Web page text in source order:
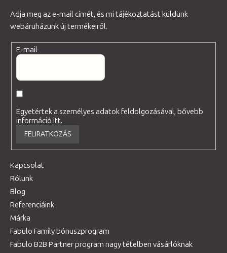
Adja meg az e-mail címét, és mi tájékoztatást küldünk
webáruházunk új termékeiről.
E-mail
Egyetértek a személyes adatok feldolgozásával, bővebb
információitt.
FELIRATKOZÁS
Kapcsolat
Rólunk
Blog
Referenciáink
Márka
Fabulo Family bónuszprogram
Fabulo B2B Partner program nagy tételben vásárlóknak